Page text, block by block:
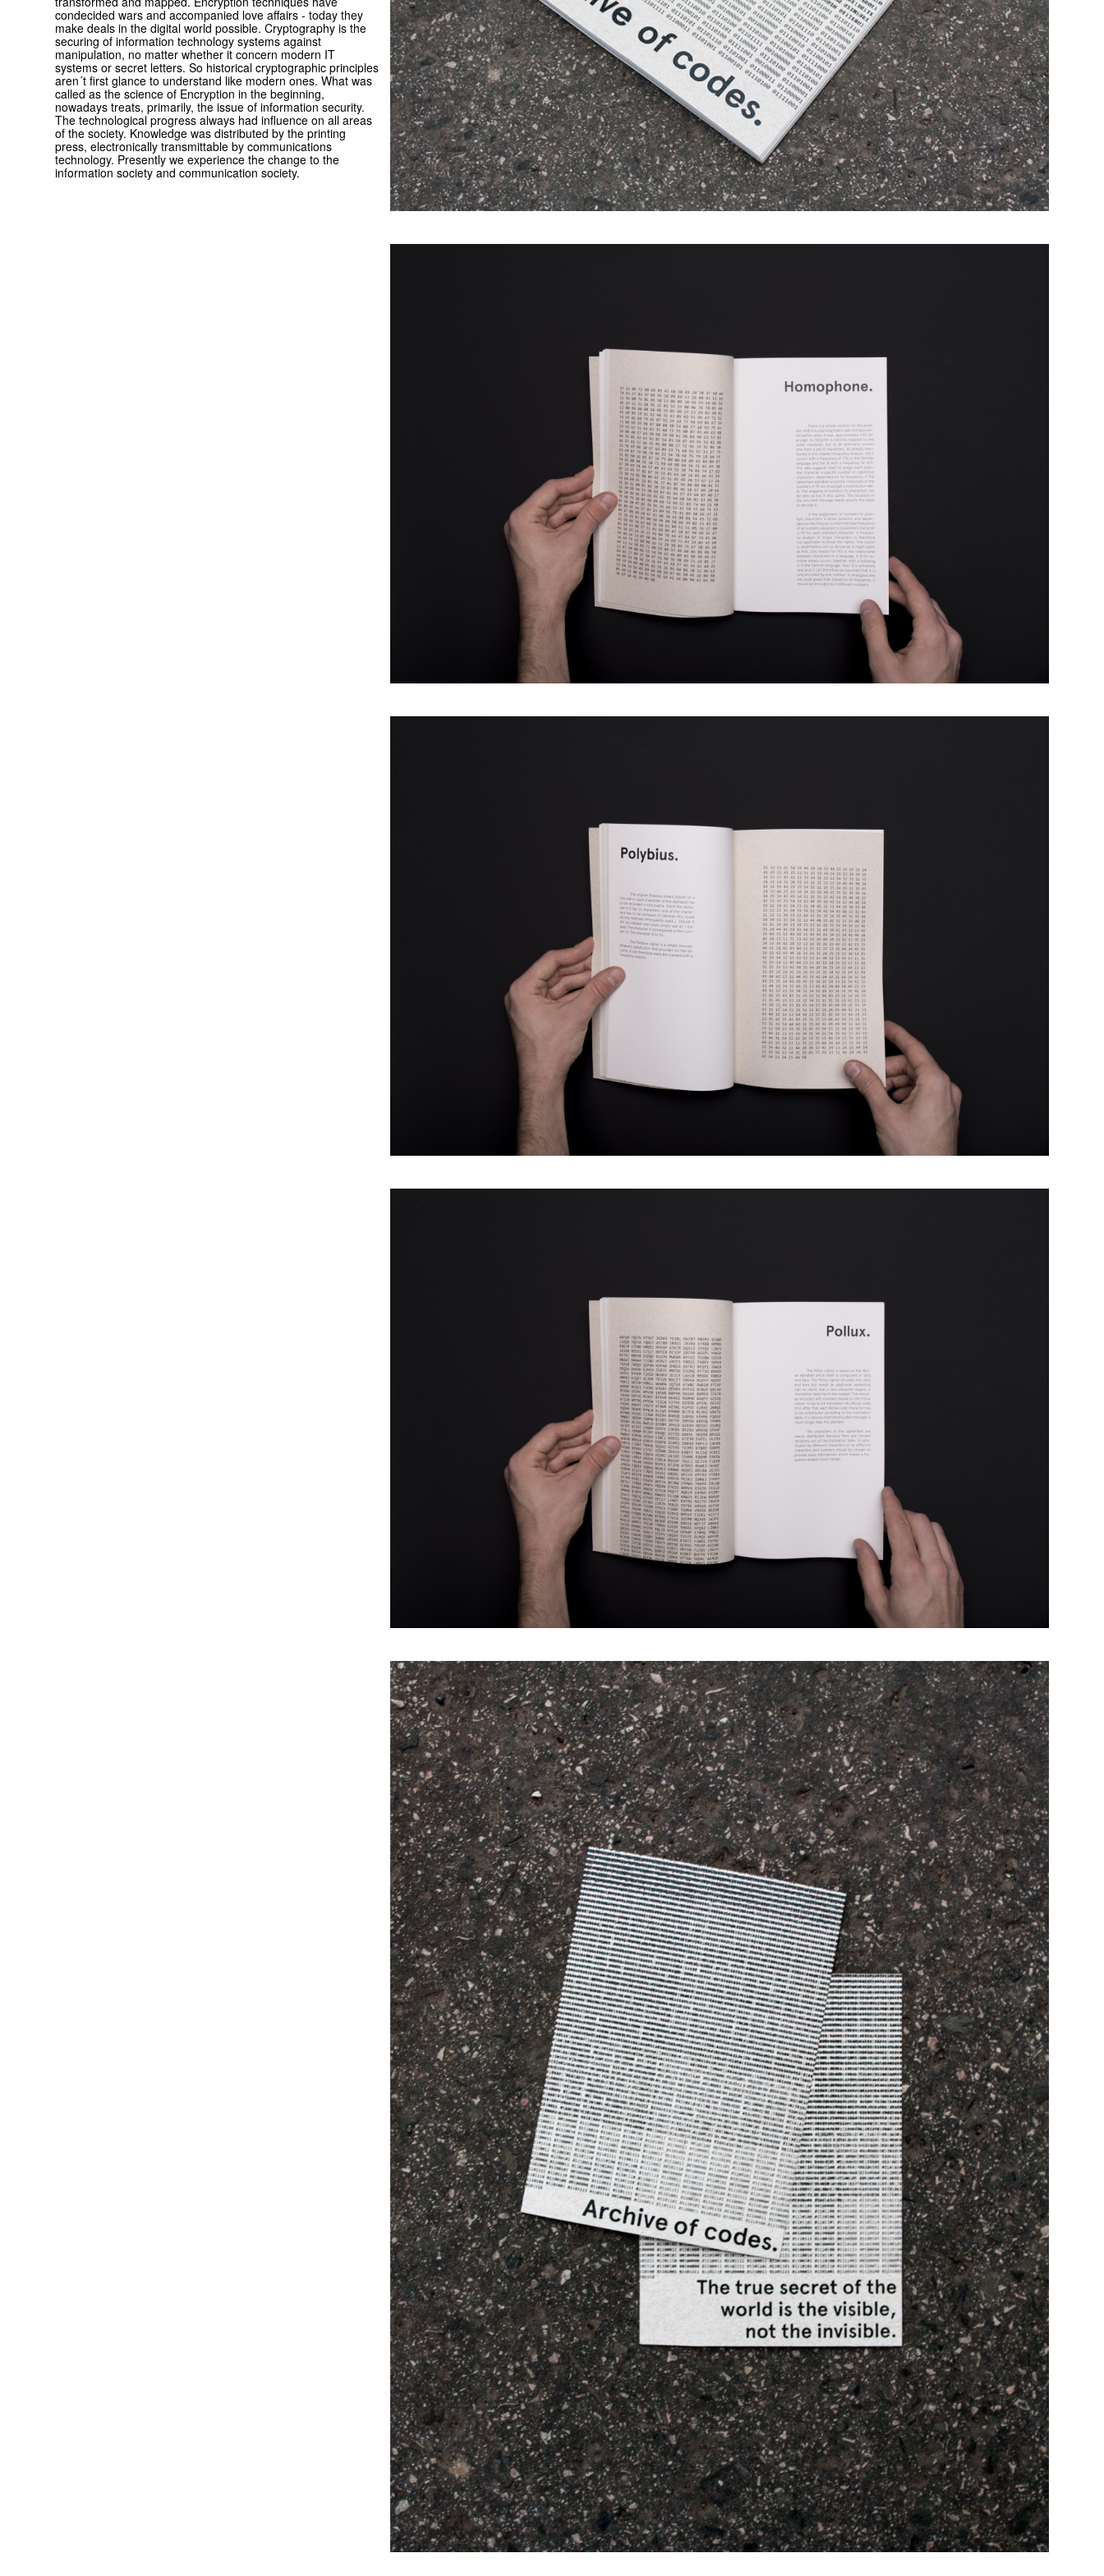
condecided wars and accompanied love affairs - today they
make deals in the digital world possible. Cryptography is the
securing of information technology systems against
manipulation, no matter whether it concern modern IT
systems or secret letters. So historical cryptographic principles
aren´t first glance to understand like modern ones. What was
called as the science of Encryption in the beginning,
nowadays treats, primarily, the issue of information security.
The technological progress always had influence on all areas
of the society. Knowledge was distributed by the printing
press, electronically transmittable by communications
technology. Presently we experience the change to the
information society and communication society.